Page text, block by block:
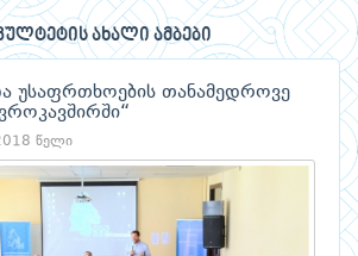
ახალი ამბები
უსაფრთხოების თანამედროვე
წელი